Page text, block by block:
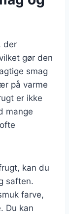
der
gør den
smag
på varme
er ikke
mange
kan du
saften.
farve,
Du kan